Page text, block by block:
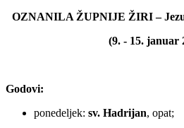
OZNANILA ŽUPNIJE ŽIRI –
(9. - 15. januar
Godovi:
ponedeljek: sv. Hadrijan, opat;